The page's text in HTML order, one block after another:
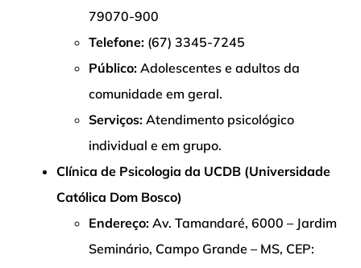
79070-900
Telefone: (67) 3345-7245
Público: Adolescentes e adultos da
comunidade em geral.
Serviços: Atendimento psicológico
individual e em grupo.
Clínica de Psicologia da UCDB (Universidade
Católica Dom Bosco)
Endereço: Av. Tamandaré, 6000 – Jardim
Seminário, Campo Grande – MS, CEP: